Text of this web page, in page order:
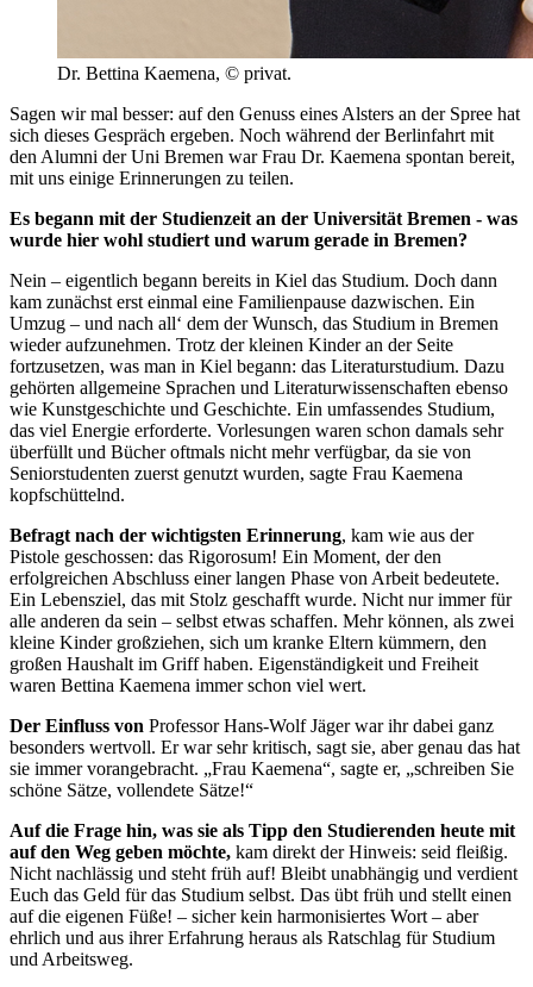
Dr. Bettina Kaemena, © privat.
Sagen wir mal besser: auf den Genuss eines Alsters an der Spree hat
sich dieses Gespräch ergeben. Noch während der Berlinfahrt mit
den Alumni der Uni Bremen war Frau Dr. Kaemena spontan bereit,
mit uns einige Erinnerungen zu teilen.
Es begann mit der Studienzeit an der Universität Bremen - was
wurde hier wohl studiert und warum gerade in Bremen?
Nein – eigentlich begann bereits in Kiel das Studium. Doch dann
kam zunächst erst einmal eine Familienpause dazwischen. Ein
Umzug – und nach all‘ dem der Wunsch, das Studium in Bremen
wieder aufzunehmen. Trotz der kleinen Kinder an der Seite
fortzusetzen, was man in Kiel begann: das Literaturstudium. Dazu
gehörten allgemeine Sprachen und Literaturwissenschaften ebenso
wie Kunstgeschichte und Geschichte. Ein umfassendes Studium,
das viel Energie erforderte. Vorlesungen waren schon damals sehr
überfüllt und Bücher oftmals nicht mehr verfügbar, da sie von
Seniorstudenten zuerst genutzt wurden, sagte Frau Kaemena
kopfschüttelnd.
Befragt nach der wichtigsten Erinnerung, kam wie aus der
Pistole geschossen: das Rigorosum! Ein Moment, der den
erfolgreichen Abschluss einer langen Phase von Arbeit bedeutete.
Ein Lebensziel, das mit Stolz geschafft wurde. Nicht nur immer für
alle anderen da sein – selbst etwas schaffen. Mehr können, als zwei
kleine Kinder großziehen, sich um kranke Eltern kümmern, den
großen Haushalt im Griff haben. Eigenständigkeit und Freiheit
waren Bettina Kaemena immer schon viel wert.
Der Einfluss von Professor Hans-Wolf Jäger war ihr dabei ganz
besonders wertvoll. Er war sehr kritisch, sagt sie, aber genau das hat
sie immer vorangebracht. „Frau Kaemena“, sagte er, „schreiben Sie
schöne Sätze, vollendete Sätze!“
Auf die Frage hin, was sie als Tipp den Studierenden heute mit
auf den Weg geben möchte, kam direkt der Hinweis: seid fleißig.
Nicht nachlässig und steht früh auf! Bleibt unabhängig und verdient
Euch das Geld für das Studium selbst. Das übt früh und stellt einen
auf die eigenen Füße! – sicher kein harmonisiertes Wort – aber
ehrlich und aus ihrer Erfahrung heraus als Ratschlag für Studium
und Arbeitsweg.